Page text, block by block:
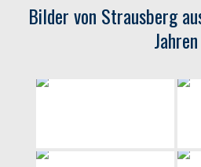
Bilder von Strausberg
Jahren